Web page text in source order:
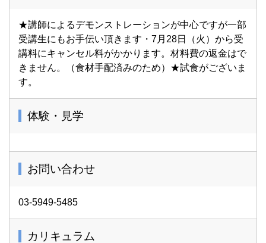
★講師によるデモンストレーションが中心ですが一部
受講生にもお手伝い頂きます・7月28日（火）から受
講料にキャンセル料がかかります。材料費の返金はで
きません。（食材手配済みのため）★試食がございま
す。
体験・見学
お問い合わせ
03-5949-5485
カリキュラム